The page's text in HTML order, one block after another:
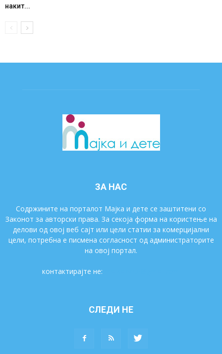
накит...
ЗА НАС
Содржините на порталот Мајка и дете се заштитени со
Законот за авторски права. За секоја форма на користење на
делови од овој веб сајт или цели статии за комерцијални
цели, потребна е писмена согласност од администраторите
на овој портал.
контактирајте не:
СЛЕДИ НЕ